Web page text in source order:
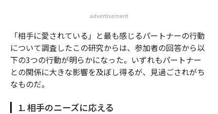
advertisement
「相手に愛されている」と最も感じるパートナーの行動
について調査したこの研究からは、参加者の回答から以
下の3つの行動が明らかになった。いずれもパートナー
との関係に大きな影響を及ぼし得るが、見過ごされがち
なものだ。
1. 相手のニーズに応える